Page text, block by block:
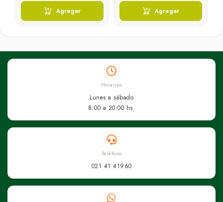
Agregar Agregar
Horarios
Lunes a sábado
8:00 a 20:00 hs.
Teléfono
021 41 41960